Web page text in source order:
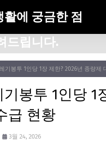
활에 궁금한 점
드립니다.
기봉투 1인당 1장 제한? 2026년 종량
기봉투 1인당 1
급 현황
3월 24, 2026